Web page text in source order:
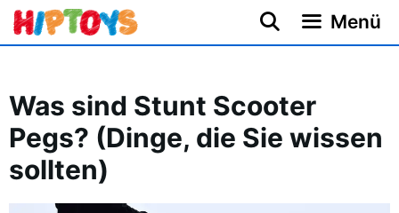
Zum
Inhalt
Menü
Was sind Stunt Scooter
Pegs? (Dinge, die Sie wissen
sollten)